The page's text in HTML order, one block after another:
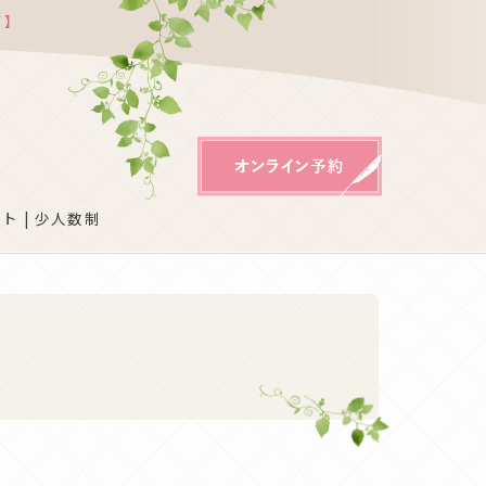
| 少人数制